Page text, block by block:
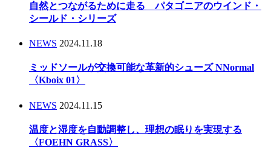
自然とつながるために走る パタゴニアのウインド・
シールド・シリーズ
NEWS 2024.11.18
ミッドソールが交換可能な革新的シューズ NNormal
〈Kboix 01〉
NEWS 2024.11.15
温度と湿度を自動調整し、理想の眠りを実現する
〈FOEHN GRASS〉